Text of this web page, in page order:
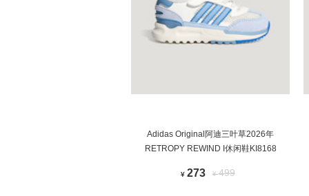
Adidas Original阿迪三叶草2026年
RETROPY REWIND I休闲鞋KI8168
¥ 273 ¥499